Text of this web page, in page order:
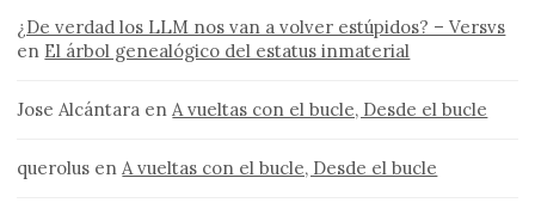
¿De verdad los LLM nos van a volver estúpidos? – Versvs
en El árbol genealógico del estatus inmaterial
Jose Alcántara enA vueltas con el bucle, Desde el bucle
querolus enA vueltas con el bucle, Desde el bucle